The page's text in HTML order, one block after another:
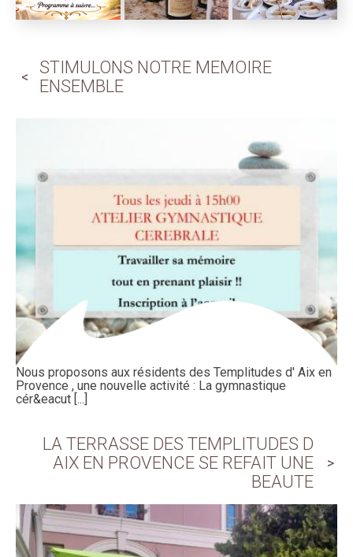
STIMULONS NOTRE MEMOIRE
ENSEMBLE
Nous proposons aux résidents des Templitudes d' Aix en
Provence , une nouvelle activité : La gymnastique
cér&eacut [...]
LA TERRASSE DES TEMPLITUDES D
AIX EN PROVENCE SE REFAIT UNE
BEAUTE